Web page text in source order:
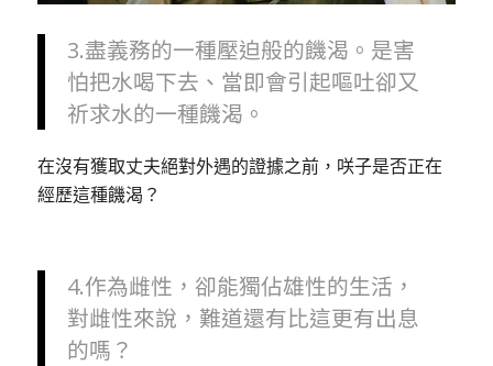
3.盡義務的一種壓迫般的饑渴。是害
怕把水喝下去、當即會引起嘔吐卻又
祈求水的一種饑渴。
在沒有獲取丈夫絕對外遇的證據之前，咲子是否正在
經歷這種饑渴？
4.作為雌性，卻能獨佔雄性的生活，
對雌性來說，難道還有比這更有出息
的嗎？